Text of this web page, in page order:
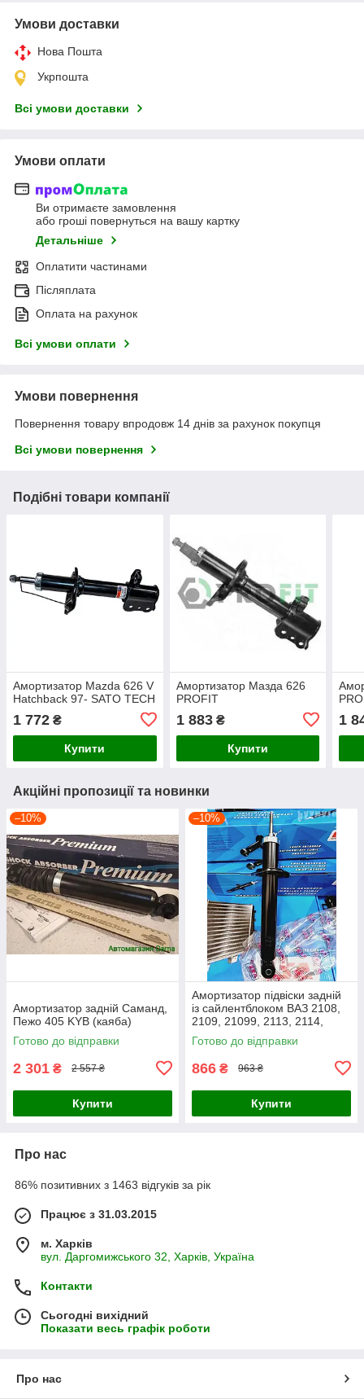
Умови доставки
Нова Пошта
Укрпошта
Всі умови доставки
Умови оплати
Ви отримаєте замовлення
або гроші повернуться на вашу картку
Детальніше
Оплатити частинами
Післяплата
Оплата на рахунок
Всі умови оплати
Умови повернення
Повернення товару впродовж 14 днів за рахунок покупця
Всі умови повернення
Подібні товари компанії
Амортизатор Mazda 626 V
Hatchback 97- SATO TECH
1 772 ₴
Купити
Амортизатор Мазда 626
PROFIT
1 883₴
Купити
1
Акційні пропозиції та новинки
–10%
Амортизатор задній Саманд,
Пежо 405 KYB (каяба)
Готово до відправки
2 301 ₴ 2 557 ₴
Купити
–10%
Амортизатор підвіски задній
із сайлентблоком ВАЗ 2108,
2109, 21099, 2113, 2114,
2115 LSA
Готово до відправки
866 ₴ 963 ₴
Купити
Про нас
86% позитивних з 1463 відгуків за рік
Працює з 31.03.2015
м. Харків
вул. Даргомижського 32, Харків, Україна
Контакти
Сьогодні вихідний
Показати весь графік роботи
Про нас